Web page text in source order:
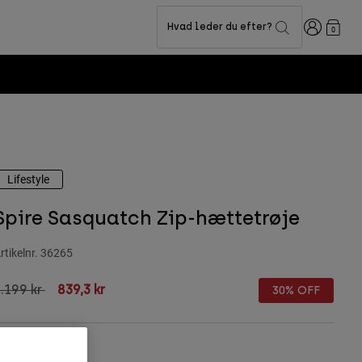
Hvad leder du efter? Logon0
Lifestyle
Sasquatch Zip-hættetrøje
36265
reduced from
krto839,3 kr 30% OFF